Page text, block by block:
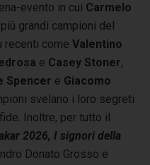
evento in cui Carmelo
grandi campioni del
recenti come Valentino
e Casey Stoner,
Spencer e Giacomo
svelano i loro segreti
Inoltre, per tutto il
2026, I signori della
Donato Grosso e